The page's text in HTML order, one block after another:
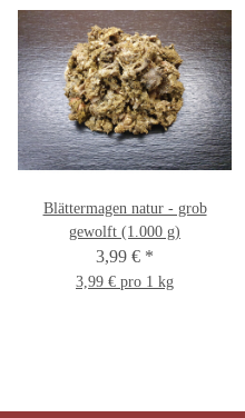
Blättermagen natur - grob
gewolft (1.000 g)
3,99 € *
3,99 € pro 1 kg